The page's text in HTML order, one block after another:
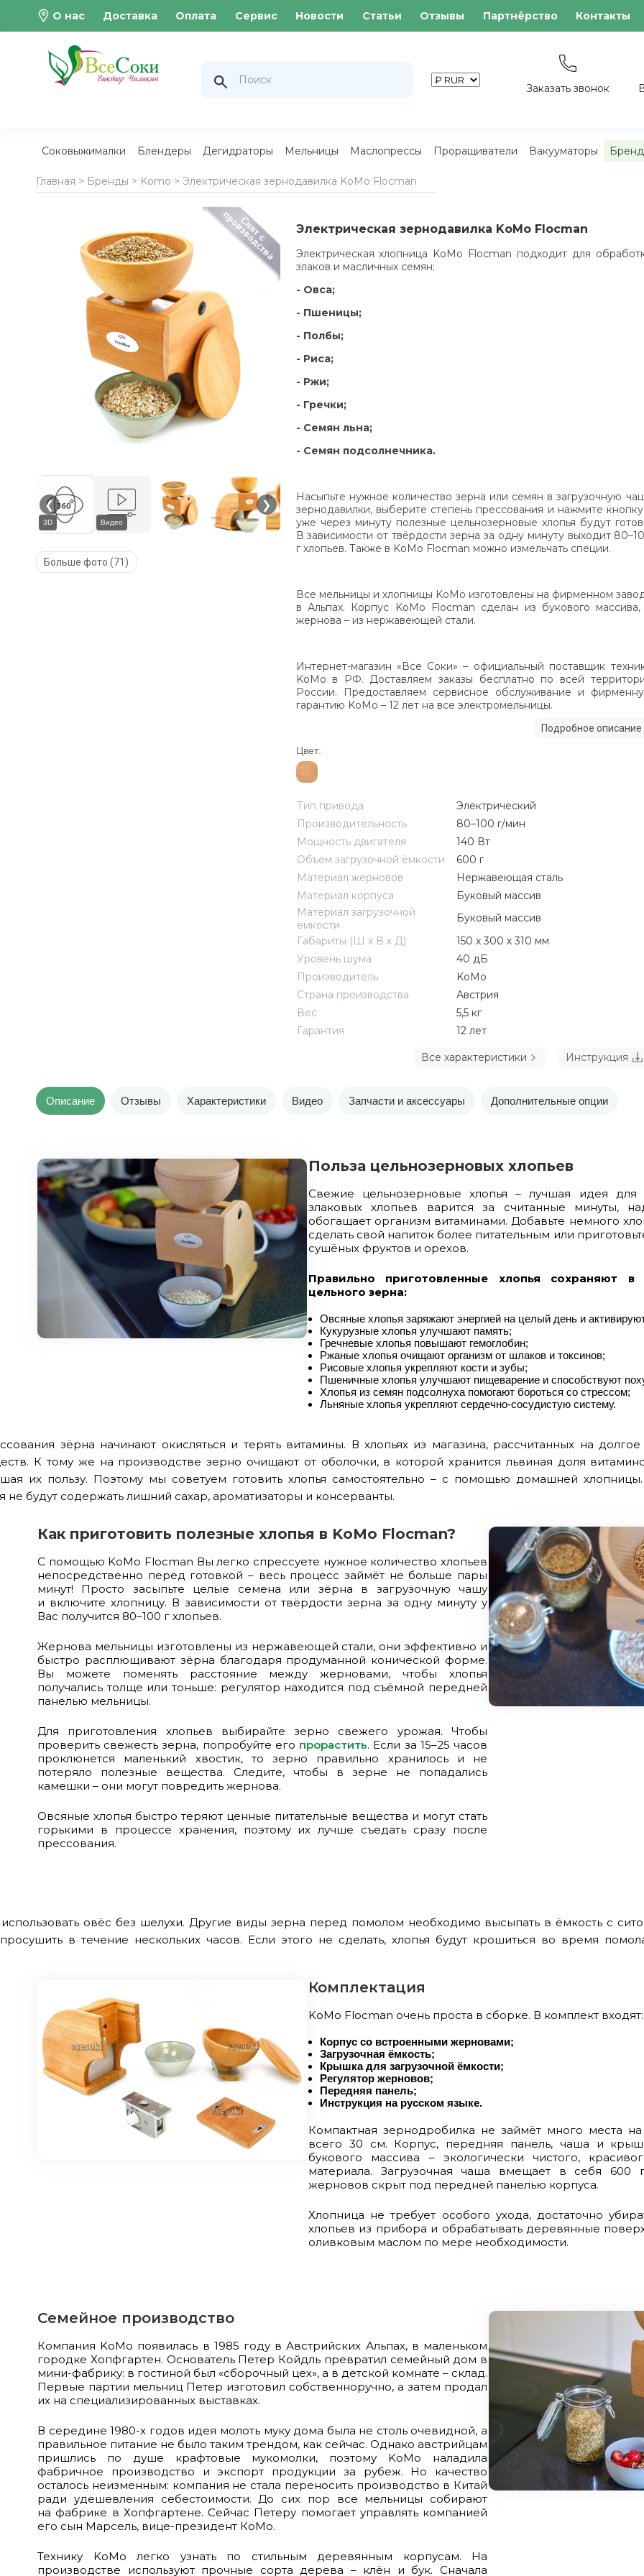
О нас Доставка Оплата Сервис Новости Статьи Отзывы Партнёрство Контакты
Заказать звонок
Соковыжималки Блендеры Дегидраторы Мельницы Маслопрессы Проращиватели Вакууматоры
Главная > Бренды > Komo > Электрическая зернодавилка KoMo Flocman
3D Видео
❮ ❯
Больше фото (71)
Электрическая зернодавилка KoMo Flocman
Электрическая хлопница KoMo Flocman подходит для
злаков и масличных семян:
- Овса;
- Пшеницы;
- Полбы;
- Риса;
- Ржи;
- Гречки;
- Семян льна;
- Семян подсолнечника.
Насыпьте нужное количество зерна или семян в загрузочную
зернодавилки, выберите степень прессования и нажмите
уже через минуту полезные цельнозерновые хлопья будут
В зависимости от твёрдости зерна за одну минуту выходит
г хлопьев. Также в KoMo Flocman можно измельчать специи.
Все мельницы и хлопницы KoMo изготовлены на фирменном
в Альпах. Корпус KoMo Flocman сделан из букового
жернова – из нержавеющей стали.
Интернет-магазин «Все Соки» – официальный поставщик
KoMo в РФ. Доставляем заказы бесплатно по всей
России. Предоставляем сервисное обслуживание и
гарантию KoMo – 12 лет на все электромельницы.
Подробное описание
Цвет:
Тип привода
Электрический
Производительность
80–100 г/мин
Мощность двигателя
140 Вт
Объем загрузочной ёмкости
600 г
Материал жерновов
Нержавеющая сталь
Материал корпуса
Буковый массив
Материал загрузочной
ёмкости
Буковый массив
Габариты (Ш х В х Д)
150 х 300 х 310 мм
Уровень шума
40 дБ
Производитель
KoMo
Страна производства
Австрия
Вес
5,5 кг
Гарантия
12 лет
Все характеристики Инструкция
Описание Отзывы Характеристики Видео Запчасти и аксессуары Дополнительные опции
Польза цельнозерновых хлопьев
Свежие цельнозерновые хлопья – лучшая идея для
злаковых хлопьев варится за считанные минуты,
обогащает организм витаминами. Добавьте немного
сделать свой напиток более питательным или
сушёных фруктов и орехов.
Правильно приготовленные хлопья сохраняют
цельного зерна:
Овсяные хлопья заряжают энергией на целый день и
Кукурузные хлопья улучшают память;
Гречневые хлопья повышают гемоглобин;
Ржаные хлопья очищают организм от шлаков и токсинов;
Рисовые хлопья укрепляют кости и зубы;
Пшеничные хлопья улучшают пищеварение и способствуют
Хлопья из семян подсолнуха помогают бороться со стрессом;
Льняные хлопья укрепляют сердечно-сосудистую систему.
зёрна начинают окисляться и терять витамины. В хлопьях из магазина, рассчитанных на
К тому же на производстве зерно очищают от оболочки, в которой хранится львиная доля
их пользу. Поэтому мы советуем готовить хлопья самостоятельно – с помощью домашней
не будут содержать лишний сахар, ароматизаторы и консерванты.
Как приготовить полезные хлопья в KoMo Flocman?
С помощью KoMo Flocman Вы легко спрессуете нужное количество хлопьев
непосредственно перед готовкой – весь процесс займёт не больше пары
минут! Просто засыпьте целые семена или зёрна в загрузочную чашу
и включите хлопницу. В зависимости от твёрдости зерна за одну минуту у
Вас получится 80–100 г хлопьев.
Жернова мельницы изготовлены из нержавеющей стали, они эффективно и
быстро расплющивают зёрна благодаря продуманной конической форме.
Вы можете поменять расстояние между жерновами, чтобы хлопья
получались толще или тоньше: регулятор находится под съёмной передней
панелью мельницы.
Для приготовления хлопьев выбирайте зерно свежего урожая. Чтобы
проверить свежесть зерна, попробуйте его прорастить. Если за 15–25 часов
проклюнется маленький хвостик, то зерно правильно хранилось и не
потеряло полезные вещества. Следите, чтобы в зерне не попадались
камешки – они могут повредить жернова.
Овсяные хлопья быстро теряют ценные питательные вещества и могут стать
горькими в процессе хранения, поэтому их лучше съедать сразу после
прессования.
овёс без шелухи. Другие виды зерна перед помолом необходимо высыпать в ёмкость с
в течение нескольких часов. Если этого не сделать, хлопья будут крошиться во время
Комплектация
KoMo Flocman очень проста в сборке. В комплект входят:
Корпус со встроенными жерновами;
Загрузочная ёмкость;
Крышка для загрузочной ёмкости;
Регулятор жерновов;
Передняя панель;
Инструкция на русском языке.
Компактная зернодробилка не займёт много места
всего 30 см. Корпус, передняя панель, чаша и
букового массива – экологически чистого,
материала. Загрузочная чаша вмещает в себя 600
жерновов скрыт под передней панелью корпуса.
Хлопница не требует особого ухода, достаточно
хлопьев из прибора и обрабатывать деревянные
оливковым маслом по мере необходимости.
Семейное производство
Компания KoMo появилась в 1985 году в Австрийских Альпах, в маленьком
городке Хопфгартен. Основатель Петер Койдль превратил семейный дом в
мини-фабрику: в гостиной был «сборочный цех», а в детской комнате – склад.
Первые партии мельниц Петер изготовил собственноручно, а затем продал
их на специализированных выставках.
В середине 1980-х годов идея молоть муку дома была не столь очевидной, а
правильное питание не было таким трендом, как сейчас. Однако австрийцам
пришлись по душе крафтовые мукомолки, поэтому KoMo наладила
фабричное производство и экспорт продукции за рубеж. Но качество
осталось неизменным: компания не стала переносить производство в Китай
ради удешевления себестоимости. До сих пор все мельницы собирают
на фабрике в Хопфгартене. Сейчас Петеру помогает управлять компанией
его сын Марсель, вице-президент КоМо.
Технику KoMo легко узнать по стильным деревянным корпусам. На
производстве используют прочные сорта дерева – клён и бук. Сначала